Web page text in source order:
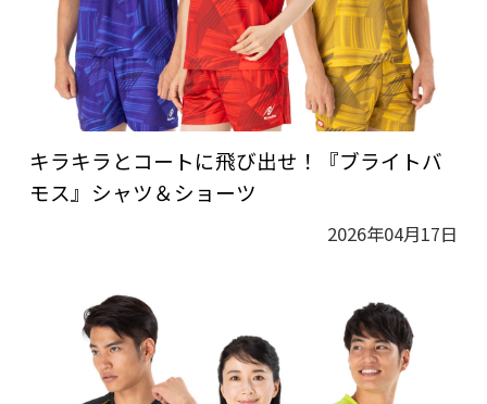
キラキラとコートに飛び出せ！『ブライトバ
モス』シャツ＆ショーツ
2026年04月17日